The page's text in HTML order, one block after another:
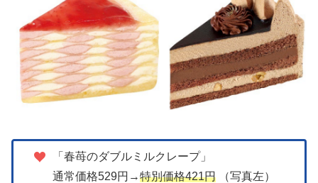
「春苺のダブルミルクレープ」
通常価格529円→特別価格421円（写真左）